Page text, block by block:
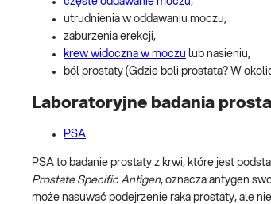
utrudnienia w oddawaniu moczu,
zaburzenia erekcji,
krew widoczna w moczu lub nasieniu,
ból prostaty (Gdzie boli prostata? W
Laboratoryjne badania
PSA
PSA to badanie prostaty z krwi, które jest
Prostate Specific Antigen, oznacza antygen
może nasuwać podejrzenie raka prostaty, ale